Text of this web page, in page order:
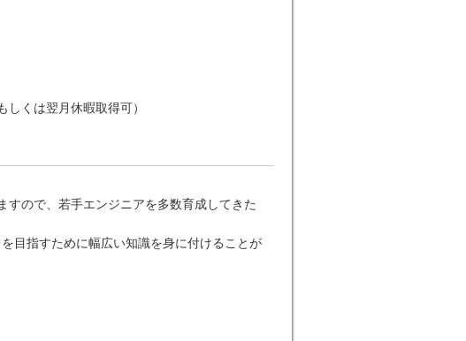
くは翌月休暇取得可）
ので、若手エンジニアを多数育成してきた
目指すために幅広い知識を身に付けることが